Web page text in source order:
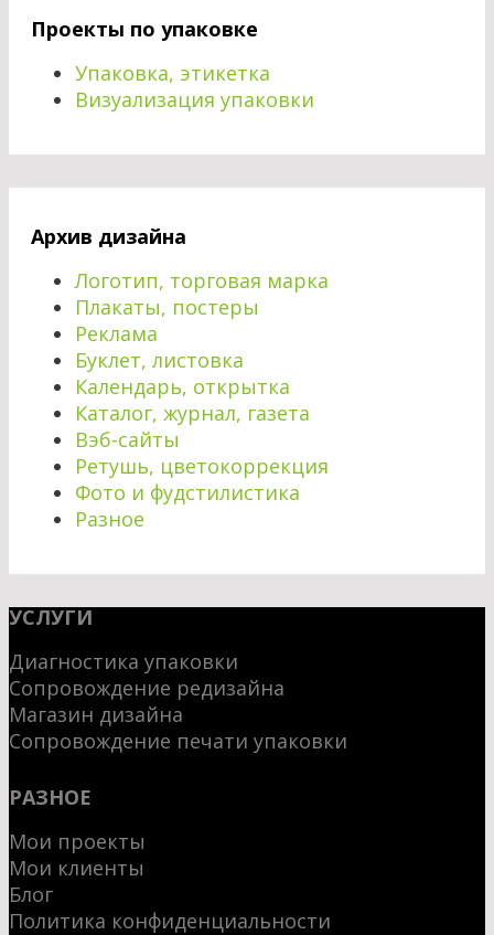
Проекты по упаковке
Упаковка, этикетка
Визуализация упаковки
Архив дизайна
Логотип, торговая марка
Плакаты, постеры
Реклама
Буклет, листовка
Календарь, открытка
Каталог, журнал, газета
Вэб-сайты
Ретушь, цветокоррекция
Фото и фудстилистика
Разное
УСЛУГИ
Диагностика упаковки
Сопровождение редизайна
Магазин дизайна
Сопровождение печати упаковки
РАЗНОЕ
Мои проекты
Мои клиенты
Блог
Политика конфиденциальности